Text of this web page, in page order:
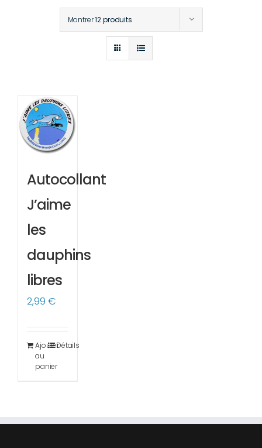
Montrer12 produits
Autocollant
J’aime
les
dauphins
libres
2,99€
Ajouter
au
panier
Détails